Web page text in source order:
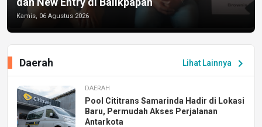
Kamis, 06 Agustus 2026
Lihat Lainnya chevron_right
Daerah
DAERAH
Pool Cititrans Samarinda Hadir di Lokasi
Baru, Permudah Akses Perjalanan
Antarkota